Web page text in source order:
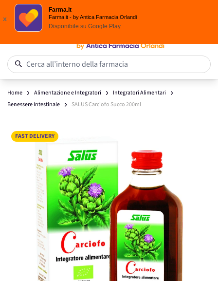
x
Farma.it
Farma.it - by Antica Farmacia Orlandi
Disponibile su Google Play
Salta al contenuto
Cerca all’interno della farmacia
Home Alimentazione e Integratori
Integratori Alimentari
Benessere Intestinale
SALUS Carciofo Succo 200ml
FAST DELIVERY
Main image
Click to view image in fullscreen